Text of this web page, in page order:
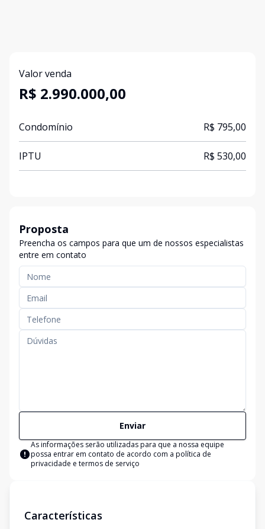
Valor venda
R$ 2.990.000,00
Condomínio R$ 795,00
IPTU R$ 530,00
Proposta
Preencha os campos para que um de nossos especialistas
entre em contato
Enviar
As informações serão utilizadas para que a nossa equipe
possa entrar em contato de acordo com a política de
privacidade e termos de serviço
Características